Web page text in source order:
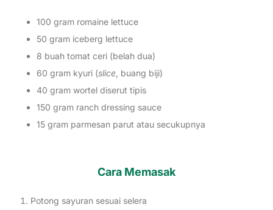
100 gram romaine lettuce
50 gram iceberg lettuce
8 buah tomat ceri (belah dua)
60 gram kyuri (slice , buang biji)
40 gram wortel diserut tipis
150 gram ranch dressing sauce
15 gram parmesan parut atau secukupnya
Cara Memasak
Potong sayuran sesuai selera